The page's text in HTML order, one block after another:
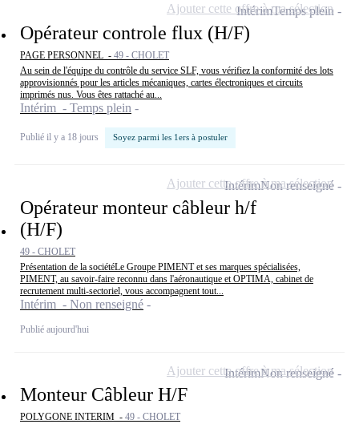
Opérateur controle flux (H/F)
PAGE PERSONNEL - 49 - CHOLET
Au sein de l'équipe du contrôle du service SLF, vous vérifiez la conformité des lots
approvisionnés pour les articles mécaniques, cartes électroniques et circuits
imprimés nus. Vous êtes rattaché au...
Intérim - Temps plein
Publié il y a 18 jours Soyez parmi les 1ers à postuler
IntérimTemps plein
Ajouter cette offre à ma sélection
Opérateur monteur câbleur h/f
(H/F)
49 - CHOLET
Présentation de la sociétéLe Groupe PIMENT et ses marques spécialisées,
PIMENT, au savoir-faire reconnu dans l'aéronautique et OPTIMA, cabinet de
recrutement multi-sectoriel, vous accompagnent tout...
Intérim - Non renseigné
Publié aujourd'hui
IntérimNon renseigné
Ajouter cette offre à ma sélection
Monteur Câbleur H/F
POLYGONE INTERIM - 49 - CHOLET
IntérimNon renseigné
Ajouter cette offre à ma sélection